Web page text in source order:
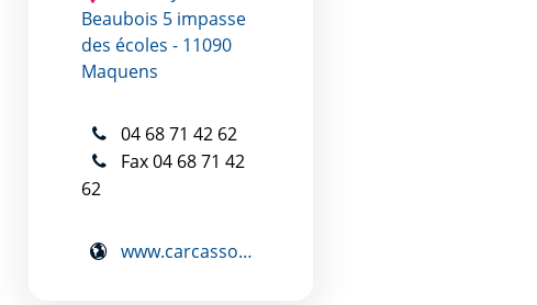
Beaubois 5 impasse
des écoles - 11090
Maquens
04 68 71 42 62
Fax 04 68 71 42
62
www.carcassonne.org